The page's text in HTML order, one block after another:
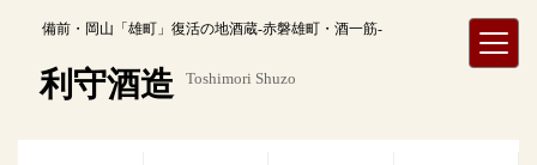
備前・岡山「雄町」復活の地酒蔵-赤磐雄町・酒一筋-
利守酒造 Toshimori Shuzo